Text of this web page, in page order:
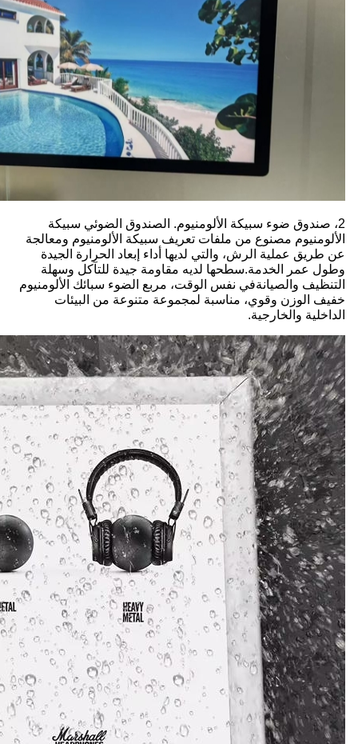
2، صندوق ضوء سبيكة الألومنيوم. الصندوق الضوئي سبيكة
الألومنيوم مصنوع من ملفات تعريف سبيكة الألومنيوم ومعالجة
عن طريق عملية الرش، والتي لديها أداء إبعاد الحرارة الجيدة
وطول عمر الخدمة.سطحها لديه مقاومة جيدة للتآكل وسهلة
التنظيف والصيانةفي نفس الوقت، مربع الضوء سبائك الألومنيوم
خفيف الوزن وقوي، مناسبة لمجموعة متنوعة من البيئات
الداخلية والخارجية.